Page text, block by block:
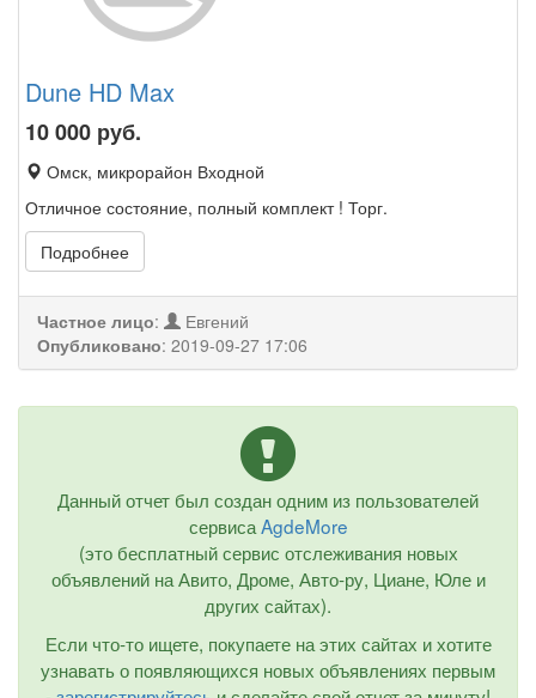
Dune HD Max
10 000 руб.
Омск, микрорайон Входной
Отличное состояние, полный комплект ! Торг.
Подробнее
Частное лицо:
Евгений
Опубликовано: 2019-09-27 17:06
Данный отчет был создан одним из пользователей
сервисаAgdeMore
(это бесплатный сервис отслеживания новых
объявлений на Авито, Дроме, Авто-ру, Циане, Юле и
других сайтах).
Если что-то ищете, покупаете на этих сайтах и хотите
узнавать о появляющихся новых объявлениях первым